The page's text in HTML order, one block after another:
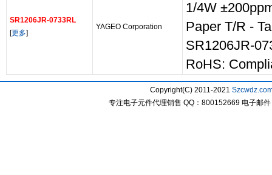
SR1206JR-0733RL
[更多]
YAGEO Corporation
1/4W
Paper T/R -
SR1206JR-
RoHS:
Copyright(C) 2011-2021
专注电子元件代理销售 QQ：800152669 电子邮